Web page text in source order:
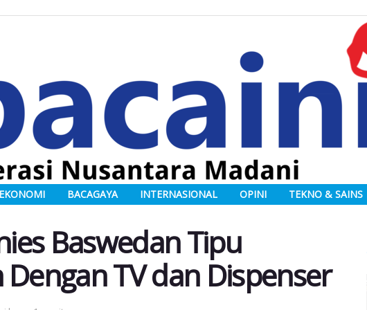
EKONOMI BACAGAYA INTERNASIONAL OPINI TEKNO & SAINS
Baswedan Tipu
TV dan Dispenser